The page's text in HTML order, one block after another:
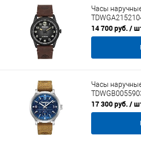
Часы
14 700 руб. /
Часы
17 300 руб. /